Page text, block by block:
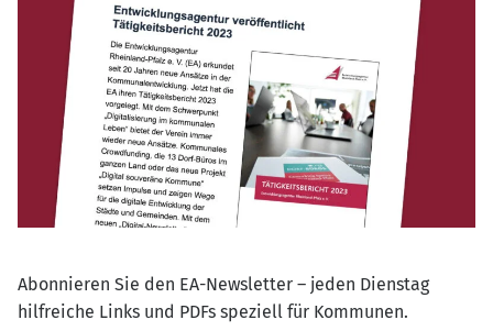
Abonnieren Sie den EA-Newsletter – jeden Dienstag
hilfreiche Links und PDFs speziell für Kommunen.